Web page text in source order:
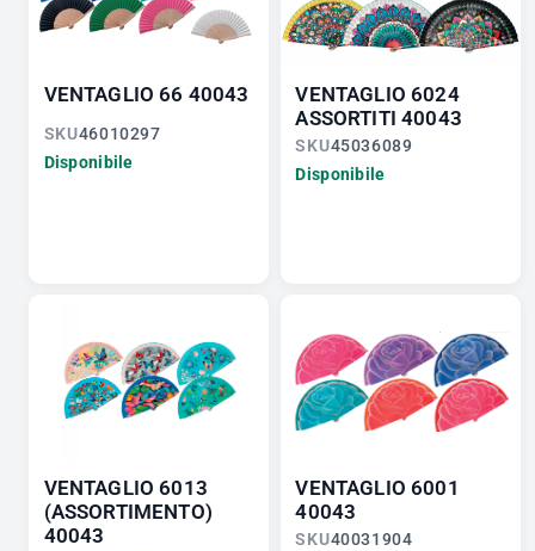
VENTAGLIO 66 40043
SKU46010297
Disponibile
VENTAGLIO 6024
ASSORTITI 40043
SKU45036089
Disponibile
VENTAGLIO 6013
(ASSORTIMENTO)
40043
VENTAGLIO 6001
40043
SKU40031904